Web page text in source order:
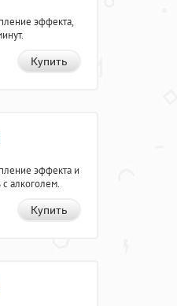
эффекта,
Купить
эффекта и
алкоголем.
Купить